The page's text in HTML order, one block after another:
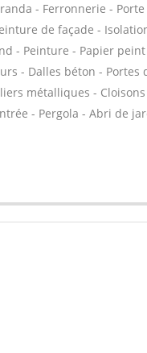
- Ferronnerie -
de façade -
- Peinture - Papier
- Dalles béton - Portes
métalliques -
- Pergola - Abri de